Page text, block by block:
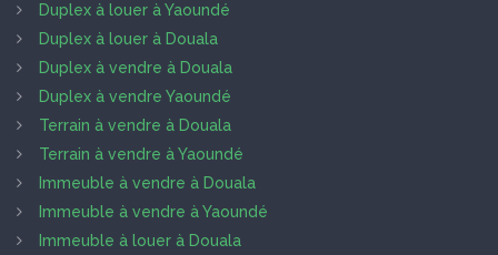
Duplex à louer à Yaoundé
Duplex à louer à Douala
Duplex à vendre à Douala
Duplex à vendre Yaoundé
Terrain à vendre à Douala
Terrain à vendre à Yaoundé
Immeuble à vendre à Douala
Immeuble à vendre à Yaoundé
Immeuble à louer à Douala